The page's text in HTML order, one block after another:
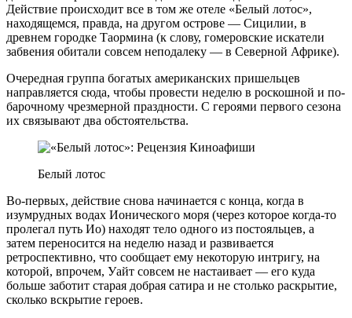
Действие происходит все в том же отеле «Белый лотос»,
находящемся, правда, на другом острове — Сицилии, в
древнем городке Таормина (к слову, гомеровские искатели
забвения обитали совсем неподалеку — в Северной Африке).
Очередная группа богатых американских пришельцев
направляется сюда, чтобы провести неделю в роскошной и по-
барочному чрезмерной праздности. С героями первого сезона
их связывают два обстоятельства.
Белый лотос
Во-первых, действие снова начинается с конца, когда в
изумрудных водах Ионического моря (через которое когда-то
пролегал путь Ио) находят тело одного из постояльцев, а
затем переносится на неделю назад и развивается
ретроспективно, что сообщает ему некоторую интригу, на
которой, впрочем, Уайт совсем не настаивает — его куда
больше заботит старая добрая сатира и не столько раскрытие,
сколько вскрытие героев.